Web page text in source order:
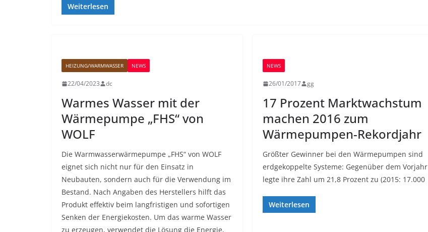
Weiterlesen
HEIZUNG/WARMWASSER NEWS
22/04/2023 dc
Warmes Wasser mit der
Wärmepumpe „FHS“ von
WOLF
Die Warmwasserwärmepumpe „FHS“ von WOLF
eignet sich nicht nur für den Einsatz in
Neubauten, sondern auch für die Verwendung im
Bestand. Nach Angaben des Herstellers hilft das
Produkt effektiv beim langfristigen und sofortigen
Senken der Energiekosten. Um das warme Wasser
zu erzeugen, verwendet die Lösung die Energie,
NEWS
26/01/2017 gg
17 Prozent Marktwachstum
machen 2016 zum
Wärmepumpen-Rekordjahr
Größter Gewinner bei den Wärmepumpen sind
erdgekoppelte Systeme: Gegenüber dem Vorjahr
legte ihre Zahl um 21,8 Prozent zu (2015: 17.000
Weiterlesen